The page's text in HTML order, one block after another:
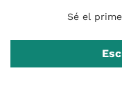
Sé el